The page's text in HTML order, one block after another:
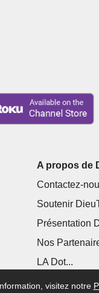
A propos de
Contactez-
Soutenir
Présentation
Nos
LA Dot...
visitez notre